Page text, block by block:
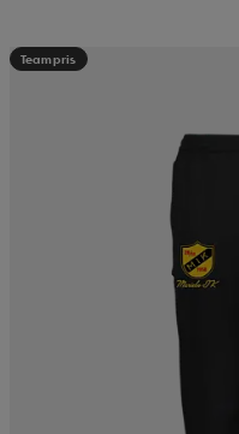
Teampris